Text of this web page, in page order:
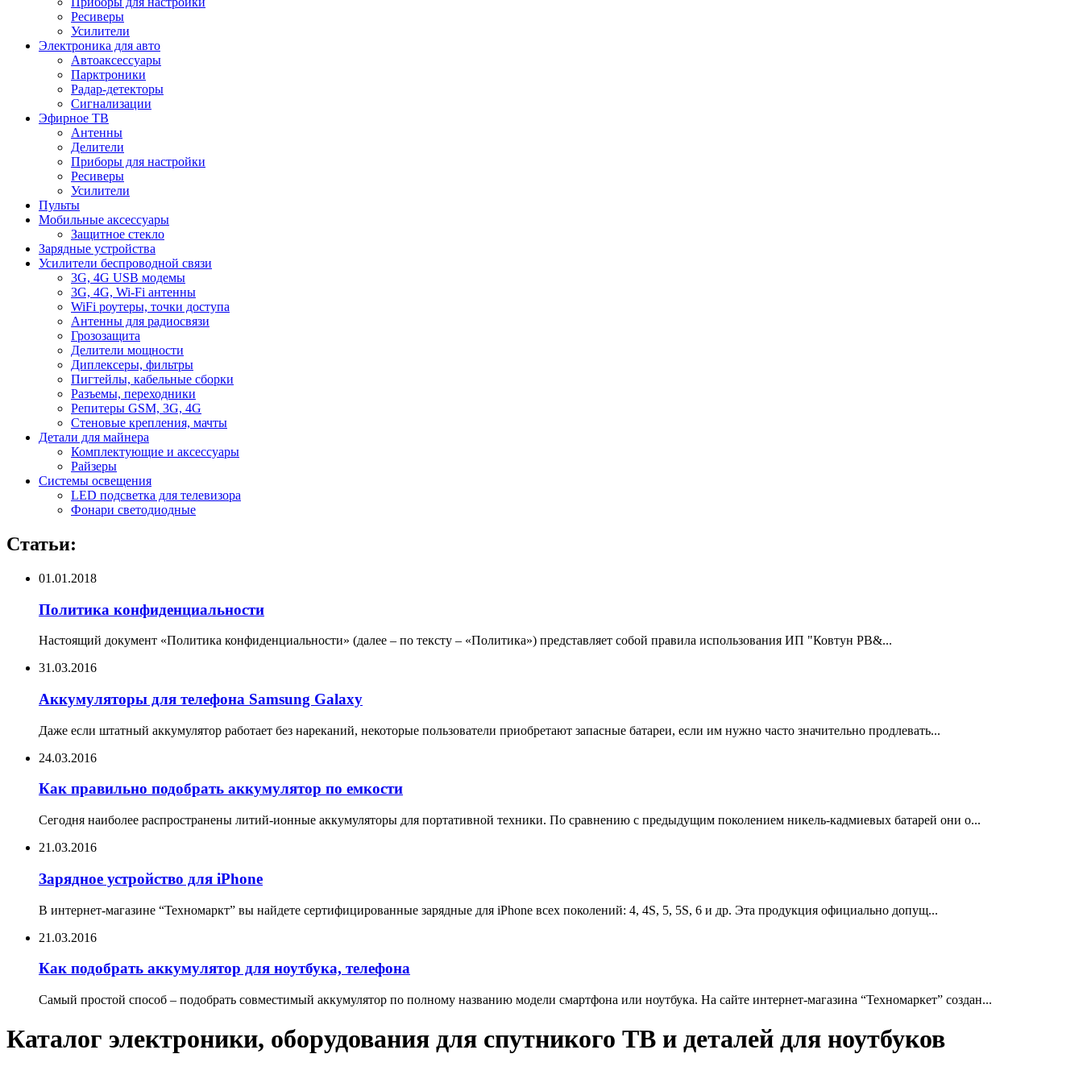
Ресиверы
Усилители
Электроника для авто
Автоаксессуары
Парктроники
Радар-детекторы
Сигнализации
Эфирное ТВ
Антенны
Делители
Приборы для настройки
Ресиверы
Усилители
Пульты
Мобильные аксессуары
Защитное стекло
Зарядные устройства
Усилители беспроводной связи
3G, 4G USB модемы
3G, 4G, Wi-Fi антенны
WiFi роутеры, точки доступа
Антенны для радиосвязи
Грозозащита
Делители мощности
Диплексеры, фильтры
Пигтейлы, кабельные сборки
Разъемы, переходники
Репитеры GSM, 3G, 4G
Стеновые крепления, мачты
Детали для майнера
Комплектующие и аксессуары
Райзеры
Системы освещения
LED подсветка для телевизора
Фонари светодиодные
Статьи:
01.01.2018
Политика конфиденциальности
Настоящий документ «Политика конфиденциальности» (далее – по тексту – «Политика») представляет собой правила использования ИП "Ковтун РВ&...
31.03.2016
Аккумуляторы для телефона Samsung Galaxy
Даже если штатный аккумулятор работает без нареканий, некоторые пользователи приобретают запасные батареи, если им нужно часто значительно продлевать...
24.03.2016
Как правильно подобрать аккумулятор по емкости
Сегодня наиболее распространены литий-ионные аккумуляторы для портативной техники. По сравнению с предыдущим поколением никель-кадмиевых батарей они о...
21.03.2016
Зарядное устройство для iPhone
В интернет-магазине “Техномаркт” вы найдете сертифицированные зарядные для iPhone всех поколений: 4, 4S, 5, 5S, 6 и др. Эта продукция официально допущ...
21.03.2016
Как подобрать аккумулятор для ноутбука, телефона
Самый простой способ – подобрать совместимый аккумулятор по полному названию модели смартфона или ноутбука. На сайте интернет-магазина “Техномаркет” создан...
Каталог электроники, оборудования для спутникого ТВ и деталей для ноутбуков